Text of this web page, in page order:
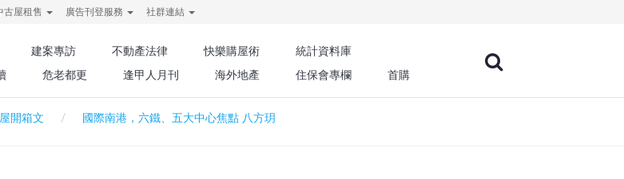
古屋租售 廣告刊登服務 社群連結
建案專訪 不動產法律 快樂購屋術
統計資料庫
危老都更 逢甲人月刊 海外地產 住保會專欄 首購
開箱文 國際南港，六鐵、五大中心焦點 八方玥